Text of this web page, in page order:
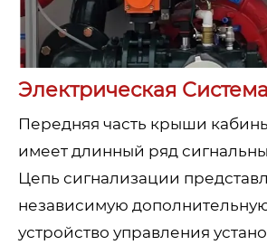
Электрическая Система
Передняя часть крыши
имеет длинный ряд
Цепь сигнализации
независимую
устройство управления